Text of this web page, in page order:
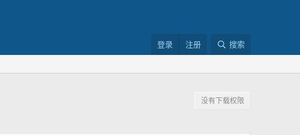
登录 注册 搜索
没有下载权限